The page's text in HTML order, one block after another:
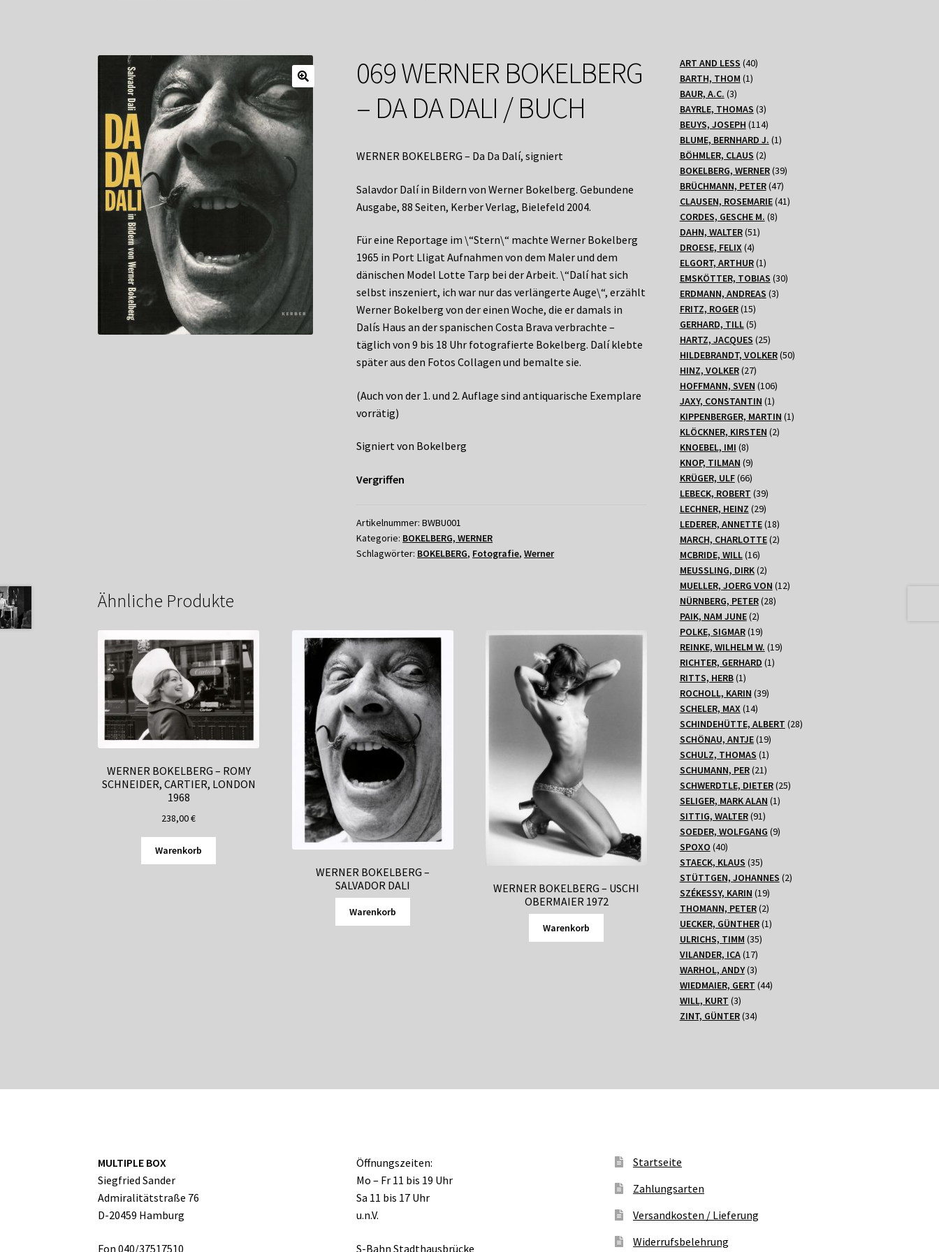
069 WERNER BOKELBERG
– DA DA DALI / BUCH
WERNER BOKELBERG – Da Da Dalí, signiert
Salavdor Dalí in Bildern von Werner Bokelberg. Gebundene
Ausgabe, 88 Seiten, Kerber Verlag, Bielefeld 2004.
Für eine Reportage im \“Stern\“ machte Werner Bokelberg
1965 in Port Lligat Aufnahmen von dem Maler und dem
dänischen Model Lotte Tarp bei der Arbeit. \“Dalí hat sich
selbst inszeniert, ich war nur das verlängerte Auge\“, erzählt
Werner Bokelberg von der einen Woche, die er damals in
Dalís Haus an der spanischen Costa Brava verbrachte –
täglich von 9 bis 18 Uhr fotografierte Bokelberg. Dalí klebte
später aus den Fotos Collagen und bemalte sie.
(Auch von der 1. und 2. Auflage sind antiquarische Exemplare
vorrätig)
Signiert von Bokelberg
Vergriffen
Artikelnummer:BWBU001
Kategorie: BOKELBERG, WERNER
Schlagwörter: BOKELBERG, Fotografie,Werner
Ähnliche Produkte
WERNER BOKELBERG – ROMY
SCHNEIDER, CARTIER, LONDON
1968
238,00€
Warenkorb
WERNER BOKELBERG –
SALVADOR DALI
Warenkorb
WERNER BOKELBERG – USCHI
OBERMAIER 1972
Warenkorb
ART AND LESS 4040
BARTH, THOM 11
BAUR, A.C. 33
Produkte
BAYRLE, THOMAS 33
Produkte
BEUYS, JOSEPH 114114
Produkte
BLUME, BERNHARD J. 11
BÖHMLER, CLAUS 22
Produkte
BOKELBERG, WERNER 3939
BRÜCHMANN, PETER 4747
Produkte
CLAUSEN, ROSEMARIE 4141
CORDES, GESCHE M. 88
DAHN, WALTER 5151
DROESE, FELIX 44
Produkte
ELGORT, ARTHUR 11
Produkt
EMSKÖTTER, TOBIAS 3030
ERDMANN, ANDREAS 33
FRITZ, ROGER 1515
Produkte
GERHARD, TILL 55
Produkte
HARTZ, JACQUES 2525
Produkte
HILDEBRANDT, VOLKER 5050
HINZ, VOLKER 2727
Produkte
HOFFMANN, SVEN 106106
Produkte
JAXY, CONSTANTIN 11
Produkt
KIPPENBERGER, MARTIN 11
KLÖCKNER, KIRSTEN 22
KNOEBEL, IMI 88
Produkte
KNOP, TILMAN 99
Produkte
KRÜGER, ULF 6666
Produkte
LEBECK, ROBERT 3939
Produkte
LECHNER, HEINZ 2929
Produkte
LEDERER, ANNETTE 1818
Produkte
MARCH, CHARLOTTE 22
MCBRIDE, WILL 1616
Produkte
MEUSSLING, DIRK 22
Produkte
MUELLER, JOERG VON 1212
NÜRNBERG, PETER 2828
PAIK, NAM JUNE 22
Produkte
POLKE, SIGMAR 1919
Produkte
REINKE, WILHELM W. 1919
RICHTER, GERHARD 11
RITTS, HERB 11
Produkt
ROCHOLL, KARIN 3939
SCHELER, MAX 1414
Produkte
SCHINDEHÜTTE, ALBERT 2828
SCHÖNAU, ANTJE 1919
Produkte
SCHULZ, THOMAS 11
Produkt
SCHUMANN, PER 2121
Produkte
SCHWERDTLE, DIETER 2525
SELIGER, MARK ALAN 11
SITTIG, WALTER 9191
Produkte
SOEDER, WOLFGANG 99
SPOXO 4040
Produkte
STAECK, KLAUS 3535
Produkte
STÜTTGEN, JOHANNES 22
SZÉKESSY, KARIN 1919
Produkte
THOMANN, PETER 22
Produkte
UECKER, GÜNTHER 11
ULRICHS, TIMM 3535
VILANDER, ICA 1717
Produkte
WARHOL, ANDY 33
Produkte
WIEDMAIER, GERT 4444
WILL, KURT 33
Produkte
ZINT, GÜNTER 3434
MULTIPLE BOX
Siegfried Sander
Admiralitätstraße 76
D-20459 Hamburg
Fon 040/37517510
Öffnungszeiten:
Mo – Fr 11 bis 19 Uhr
Sa 11 bis 17 Uhr
u.n.V.
S-Bahn Stadthausbrücke
Startseite
Zahlungsarten
Versandkosten / Lieferung
Widerrufsbelehrung